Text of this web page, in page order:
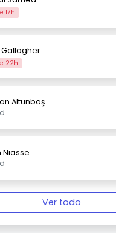
17h
22h
Altunbaş
Niasse
Ver todo